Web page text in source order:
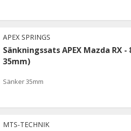
APEX SPRINGS
Sänkningssats APEX Mazda RX -
35mm)
Sänker 35mm
MTS-TECHNIK